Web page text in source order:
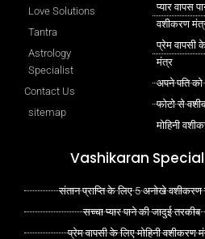
Love Solutions
Tantra
Astrology
Specialist
Contact Us
sitemap
प्यार वापस
वशीकरण
प्रेम वापसी
मंत्र
अपने पति
फोटो से
मोहिनी
Vashikaran
संतान प्राप्ति के लिए 5 अनोखे वशीकरण
सच्चा प्यार पाने की जादुई तरकीब
प्रेम वापसी के लिए मोहिनी वशीकरण